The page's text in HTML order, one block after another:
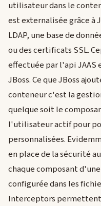
utilisateur dans le
est externalisée grâce à
LDAP, une base de
ou des certificats SSL.
effectuée par l'api
JBoss. Ce que JBoss
conteneur c'est la
quelque soit le
l'utilisateur actif pour
personnalisées.
en place de la sécurité
chaque composant
configurée dans les
Interceptors